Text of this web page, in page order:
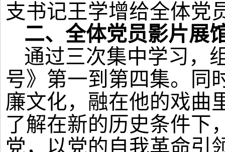
支书记王学增给全体党
二、全体党员影片展
通过三次集中学习，
号》 第一到第四集。同
廉文化，融在他的戏曲
了解在新的历史条件下
党，以党的自我革命引